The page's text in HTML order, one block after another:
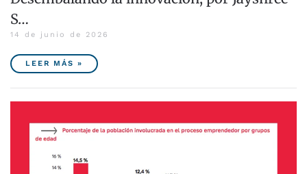
S…
14 de junio de 2026
LEER MÁS »